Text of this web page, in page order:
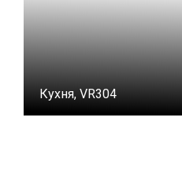
Кухня, VR304